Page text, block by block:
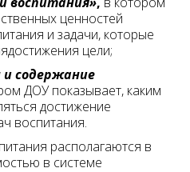
ценностей
и задачи, которые
цели;
содержание
ДОУ показывает, каким
достижение
воспитания.
располагаются в
в системе